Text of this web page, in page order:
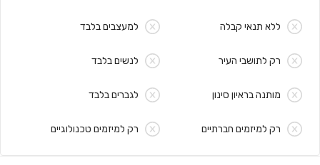
ללא תנאי קבלה
רק לתושבי העיר
מותנה בראיון סינון
רק למיזמים חברתיים
למעצבים בלבד
לנשים בלבד
לגברים בלבד
רק למיזמים טכנולוגיים